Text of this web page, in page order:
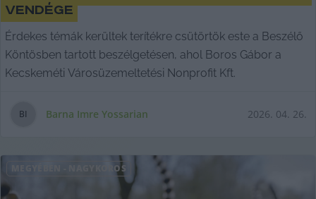
vendége
Érdekes témák kerültek terítékre csütörtök este a Beszélő
Köntösben tartott beszélgetésen, ahol Boros Gábor a
Kecskeméti Városüzemeltetési Nonprofit Kft.
BI Barna Imre Yossarian 2026. 04. 26.
NAGYKŐRÖS